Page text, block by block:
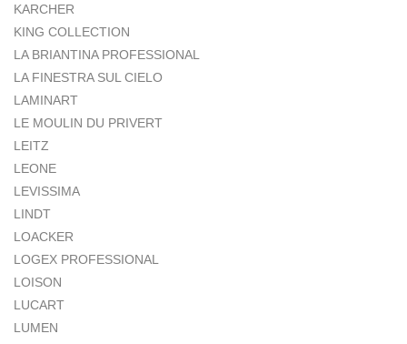
KARCHER
KING COLLECTION
LA BRIANTINA PROFESSIONAL
LA FINESTRA SUL CIELO
LAMINART
LE MOULIN DU PRIVERT
LEITZ
LEONE
LEVISSIMA
LINDT
LOACKER
LOGEX PROFESSIONAL
LOISON
LUCART
LUMEN